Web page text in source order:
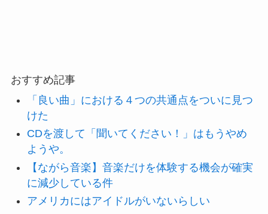
おすすめ記事
「良い曲」における４つの共通点をついに見つ
けた
CDを渡して「聞いてください！」はもうやめ
ようや。
【ながら音楽】音楽だけを体験する機会が確実
に減少している件
アメリカにはアイドルがいないらしい